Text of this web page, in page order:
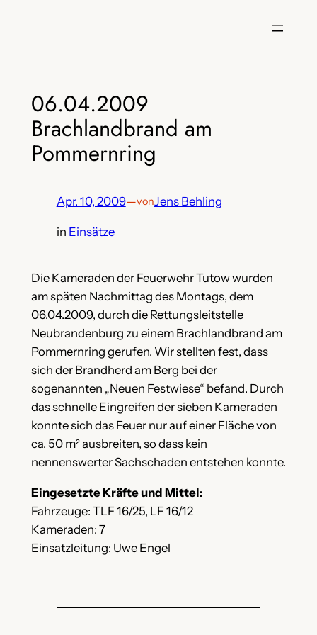
06.04.2009
Brachlandbrand am
Pommernring
Apr. 10, 2009—vonJens Behling
in Einsätze
Die Kameraden der Feuerwehr Tutow wurden
am späten Nachmittag des Montags, dem
06.04.2009, durch die Rettungsleitstelle
Neubrandenburg zu einem Brachlandbrand am
Pommernring gerufen. Wir stellten fest, dass
sich der Brandherd am Berg bei der
sogenannten „Neuen Festwiese“ befand. Durch
das schnelle Eingreifen der sieben Kameraden
konnte sich das Feuer nur auf einer Fläche von
ca. 50 m² ausbreiten, so dass kein
nennenswerter Sachschaden entstehen konnte.
Eingesetzte Kräfte und Mittel:
Fahrzeuge: TLF 16/25, LF 16/12
Kameraden: 7
Einsatzleitung: Uwe Engel